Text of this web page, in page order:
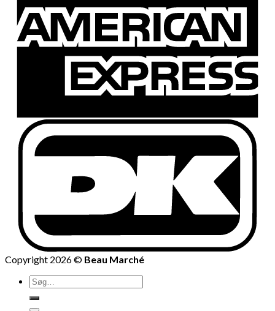
Copyright 2026 © Beau Marché
Søg
efter: